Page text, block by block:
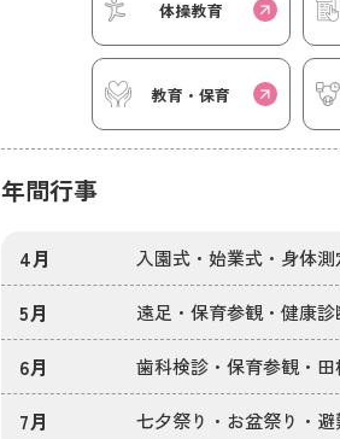
体操教育
教育・保育
年間行事
4月 入園式・始業式・身体
5月 遠足・保育参観・健康
6月 歯科検診・保育参観・
7月 七夕祭り・お盆祭り・